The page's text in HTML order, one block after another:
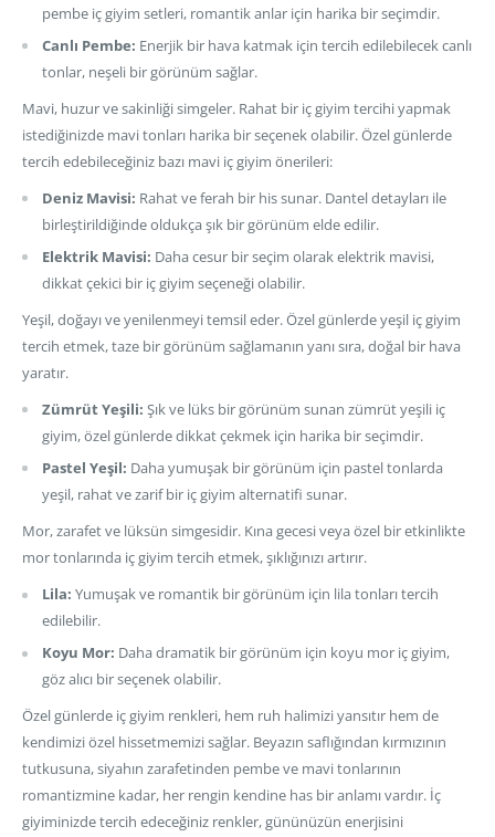
pembe iç giyim setleri, romantik anlar için harika bir seçimdir.
Canlı Pembe: Enerjik bir hava katmak için tercih edilebilecek canlı
tonlar, neşeli bir görünüm sağlar.
Mavi, huzur ve sakinliği simgeler. Rahat bir iç giyim tercihi yapmak
istediğinizde mavi tonları harika bir seçenek olabilir. Özel günlerde
tercih edebileceğiniz bazı mavi iç giyim önerileri:
Deniz Mavisi: Rahat ve ferah bir his sunar. Dantel detayları ile
birleştirildiğinde oldukça şık bir görünüm elde edilir.
Elektrik Mavisi: Daha cesur bir seçim olarak elektrik mavisi,
dikkat çekici bir iç giyim seçeneği olabilir.
Yeşil, doğayı ve yenilenmeyi temsil eder. Özel günlerde yeşil iç giyim
tercih etmek, taze bir görünüm sağlamanın yanı sıra, doğal bir hava
yaratır.
Zümrüt Yeşili: Şık ve lüks bir görünüm sunan zümrüt yeşili iç
giyim, özel günlerde dikkat çekmek için harika bir seçimdir.
Pastel Yeşil: Daha yumuşak bir görünüm için pastel tonlarda
yeşil, rahat ve zarif bir iç giyim alternatifi sunar.
Mor, zarafet ve lüksün simgesidir. Kına gecesi veya özel bir etkinlikte
mor tonlarında iç giyim tercih etmek, şıklığınızı artırır.
Lila: Yumuşak ve romantik bir görünüm için lila tonları tercih
edilebilir.
Koyu Mor: Daha dramatik bir görünüm için koyu mor iç giyim,
göz alıcı bir seçenek olabilir.
Özel günlerde iç giyim renkleri, hem ruh halimizi yansıtır hem de
kendimizi özel hissetmemizi sağlar. Beyazın saflığından kırmızının
tutkusuna, siyahın zarafetinden pembe ve mavi tonlarının
romantizmine kadar, her rengin kendine has bir anlamı vardır. İç
giyiminizde tercih edeceğiniz renkler, gününüzün enerjisini